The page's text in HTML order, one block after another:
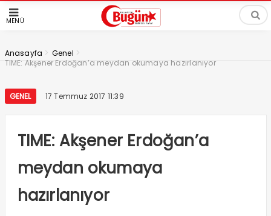
MENÜ
Anasayfa > Genel >
TIME: Akşener Erdoğan’a meydan okumaya hazırlanıyor
GENEL 17 Temmuz 2017 11:39
TIME: Akşener Erdoğan’a
meydan okumaya
hazırlanıyor